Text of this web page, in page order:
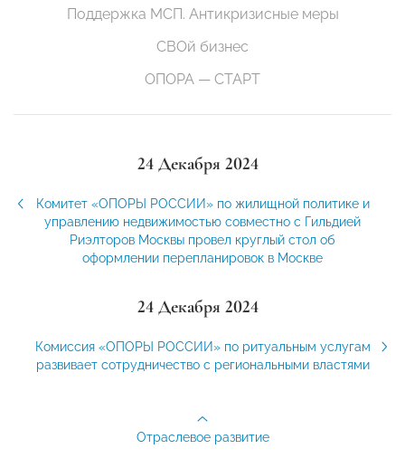
Поддержка МСП. Антикризисные меры
СВОй бизнес
ОПОРА — СТАРТ
24 Декабря 2024
Комитет «ОПОРЫ РОССИИ» по жилищной политике и
управлению недвижимостью совместно с Гильдией
Риэлторов Москвы провел круглый стол об
оформлении перепланировок в Москве
24 Декабря 2024
Комиссия «ОПОРЫ РОССИИ» по ритуальным услугам
развивает сотрудничество с региональными властями
Отраслевое развитие